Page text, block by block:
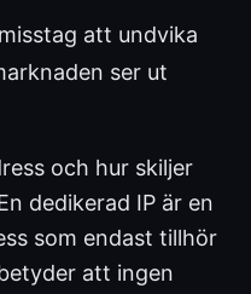
att undvika
ser ut
och hur skiljer
dedikerad IP är en
som endast tillhör
att ingen